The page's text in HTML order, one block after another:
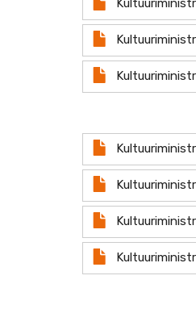
Document
Document
Document
Document
Document
Document